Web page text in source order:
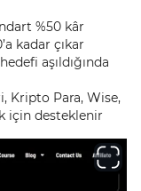
%50 kâr
kadar çıkar
aşıldığında
Kripto Para, Wise,
için desteklenir